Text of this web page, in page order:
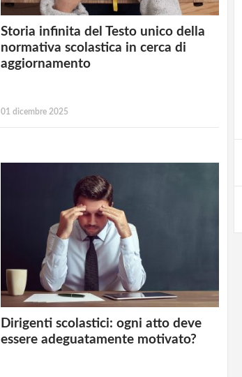
Storia infinita del Testo unico della
normativa scolastica in cerca di
aggiornamento
01 dicembre 2025
Dirigenti scolastici: ogni atto deve
essere adeguatamente motivato?